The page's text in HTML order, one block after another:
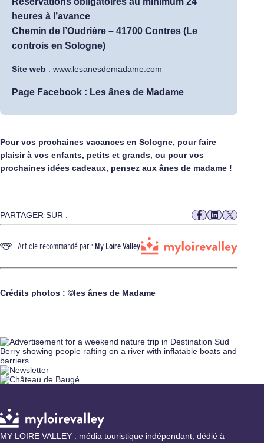
heures à l’avance
Chemin de l’Oudrière – 41700 Contres (Le
controis en Sologne)
Site web : www.lesanesdemadame.com
Page Facebook : Les ânes de Madame
Pour vos prochaines vacances en Sologne, pour faire
plaisir à vos enfants, petits et grands, ou pour vos
prochaines idées cadeaux, pensez aux ânes de madame !
PARTAGER SUR :
Article recommandé par : My Loire Valley
Crédits photos : ©les ânes de Madame
MY LOIRE VALLEY : média touristique indépendant, dédié à